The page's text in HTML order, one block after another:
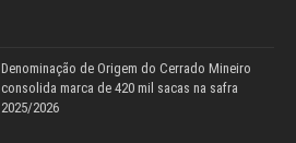
Denominação de Origem do Cerrado Mineiro
consolida marca de 420 mil sacas na safra
2025/2026